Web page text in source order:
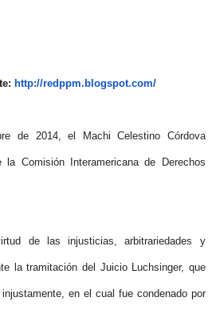
http://redppm.blogspot.com/
de 2014, el Machi Celestino Córdova
la Comisión Interamericana de Derechos
de las injusticias, arbitrariedades y
la tramitación del Juicio Luchsinger, que
en el cual fue condenado por